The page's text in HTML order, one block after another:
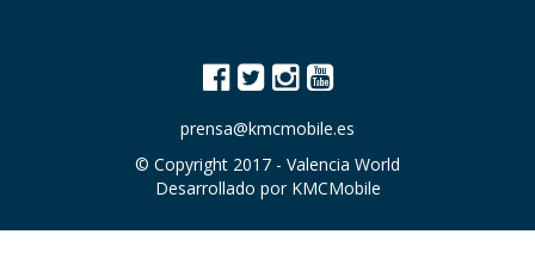
prensa@kmcmobile.es
© Copyright 2017 - Valencia World
Desarrollado por KMCMobile